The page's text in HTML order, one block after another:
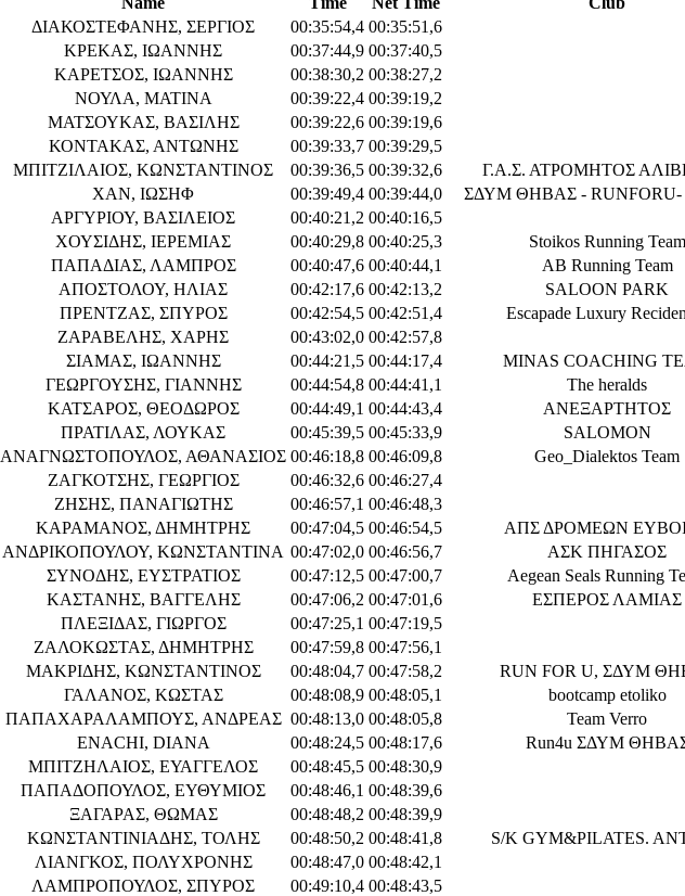
ΔΙΑΚΟΣΤΕΦΑΝΗΣ, ΣΕΡΓΙΟΣ 00:35:54,4 00:35:51,6
ΚΡΕΚΑΣ, ΙΩΑΝΝΗΣ 00:37:44,9 00:37:40,5
ΚΑΡΕΤΣΟΣ, ΙΩΑΝΝΗΣ 00:38:30,2 00:38:27,2
ΝΟΥΛΑ, ΜΑΤΙΝΑ 00:39:22,4 00:39:19,2
ΜΑΤΣΟΥΚΑΣ, ΒΑΣΙΛΗΣ 00:39:22,6 00:39:19,6
ΚΟΝΤΑΚΑΣ, ΑΝΤΩΝΗΣ 00:39:33,7 00:39:29,5
ΜΠΙΤΖΙΛΑΙΟΣ, ΚΩΝΣΤΑΝΤΙΝΟΣ 00:39:36,5 00:39:32,6 Γ.Α.Σ. ΑΤΡΟΜΗΤΟΣ
ΧΑΝ, ΙΩΣΗΦ 00:39:49,4 00:39:44,0 ΣΔΥΜ ΘΗΒΑΣ - RUNFORU-
ΑΡΓΥΡΙΟΥ, ΒΑΣΙΛΕΙΟΣ 00:40:21,2 00:40:16,5
ΧΟΥΣΙΔΗΣ, ΙΕΡΕΜΙΑΣ 00:40:29,8 00:40:25,3 Stoikos Running Team
ΠΑΠΑΔΙΑΣ, ΛΑΜΠΡΟΣ 00:40:47,6 00:40:44,1 ΑΒ Running Team
ΑΠΟΣΤΟΛΟΥ, ΗΛΙΑΣ 00:42:17,6 00:42:13,2 SALOON PARK
ΠΡΕΝΤΖΑΣ, ΣΠΥΡΟΣ 00:42:54,5 00:42:51,4 Escapade Luxury
ΖΑΡΑΒΕΛΗΣ, ΧΑΡΗΣ 00:43:02,0 00:42:57,8
ΣΙΑΜΑΣ, ΙΩΑΝΝΗΣ 00:44:21,5 00:44:17,4 MINAS COACHING
ΓΕΩΡΓΟΥΣΗΣ, ΓΙΑΝΝΗΣ 00:44:54,8 00:44:41,1 The heralds
ΚΑΤΣΑΡΟΣ, ΘΕΟΔΩΡΟΣ 00:44:49,1 00:44:43,4 ΑΝΕΞΑΡΤΗΤΟΣ
ΠΡΑΤΙΛΑΣ, ΛΟΥΚΑΣ 00:45:39,5 00:45:33,9 SALOMON
ΑΝΑΓΝΩΣΤΟΠΟΥΛΟΣ, ΑΘΑΝΑΣΙΟΣ 00:46:18,8 00:46:09,8 Geo_Dialektos Team
ΖΑΓΚΟΤΣΗΣ, ΓΕΩΡΓΙΟΣ 00:46:32,6 00:46:27,4
ΖΗΣΗΣ, ΠΑΝΑΓΙΩΤΗΣ 00:46:57,1 00:46:48,3
ΚΑΡΑΜΑΝΟΣ, ΔΗΜΗΤΡΗΣ 00:47:04,5 00:46:54,5 ΑΠΣ ΔΡΟΜΕΩΝ
ΑΝΔΡΙΚΟΠΟΥΛΟΥ, ΚΩΝΣΤΑΝΤΙΝΑ 00:47:02,0 00:46:56,7 ΑΣΚ ΠΗΓΑΣΟΣ
ΣΥΝΟΔΗΣ, ΕΥΣΤΡΑΤΙΟΣ 00:47:12,5 00:47:00,7 Aegean Seals Running
ΚΑΣΤΑΝΗΣ, ΒΑΓΓΕΛΗΣ 00:47:06,2 00:47:01,6 ΕΣΠΕΡΟΣ ΛΑΜΙΑΣ
ΠΛΕΞΙΔΑΣ, ΓΙΩΡΓΟΣ 00:47:25,1 00:47:19,5
ΖΑΛΟΚΩΣΤΑΣ, ΔΗΜΗΤΡΗΣ 00:47:59,8 00:47:56,1
ΜΑΚΡΙΔΗΣ, ΚΩΝΣΤΑΝΤΙΝΟΣ 00:48:04,7 00:47:58,2 RUN FOR U, ΣΔΥΜ
ΓΑΛΑΝΟΣ, ΚΩΣΤΑΣ 00:48:08,9 00:48:05,1 bootcamp etoliko
ΠΑΠΑΧΑΡΑΛΑΜΠΟΥΣ, ΑΝΔΡΕΑΣ 00:48:13,0 00:48:05,8 Team Verro
ENACHI, DIANA 00:48:24,5 00:48:17,6 Run4u ΣΔΥΜ
ΜΠΙΤΖΗΛΑΙΟΣ, ΕΥΑΓΓΕΛΟΣ 00:48:45,5 00:48:30,9
ΠΑΠΑΔΟΠΟΥΛΟΣ, ΕΥΘΥΜΙΟΣ 00:48:46,1 00:48:39,6
ΞΑΓΑΡΑΣ, ΘΩΜΑΣ 00:48:48,2 00:48:39,9
ΚΩΝΣΤΑΝΤΙΝΙΑΔΗΣ, ΤΟΛΗΣ 00:48:50,2 00:48:41,8 S/K GYM&PILATES.
ΛΙΑΝΓΚΟΣ, ΠΟΛΥΧΡΟΝΗΣ 00:48:47,0 00:48:42,1
ΛΑΜΠΡΟΠΟΥΛΟΣ, ΣΠΥΡΟΣ 00:49:10,4 00:48:43,5